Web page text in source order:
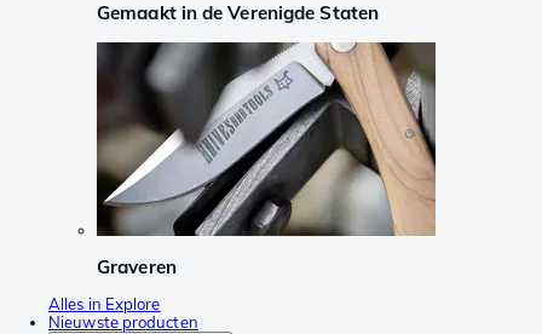
Gemaakt in de Verenigde Staten
Graveren
Alles in Explore
Nieuwste producten